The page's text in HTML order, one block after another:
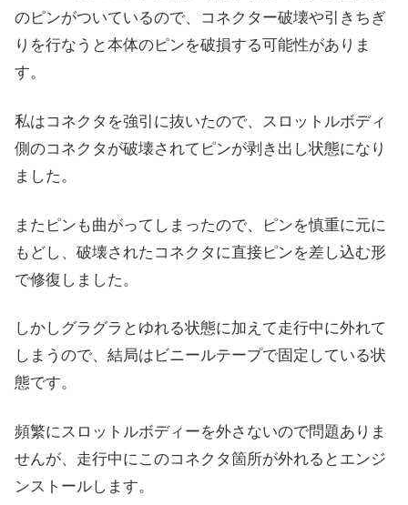
のピンがついているので、コネクター破壊や引きちぎ
りを行なうと本体のピンを破損する可能性がありま
す。
私はコネクタを強引に抜いたので、スロットルボディ
側のコネクタが破壊されてピンが剥き出し状態になり
ました。
またピンも曲がってしまったので、ピンを慎重に元に
もどし、破壊されたコネクタに直接ピンを差し込む形
で修復しました。
しかしグラグラとゆれる状態に加えて走行中に外れて
しまうので、結局はビニールテープで固定している状
態です。
頻繁にスロットルボディーを外さないので問題ありま
せんが、走行中にこのコネクタ箇所が外れるとエンジ
ンストールします。